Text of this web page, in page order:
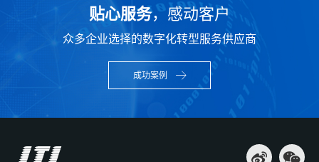
贴心服务，感动客户
众多企业选择的数字化转型服务供应商
成功案例